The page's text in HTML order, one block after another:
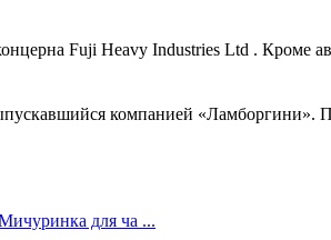
Fuji Heavy Industries Ltd . Кроме
компанией «Ламборгини».
для ча ...